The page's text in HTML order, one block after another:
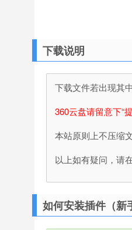
下载说明
下载文件若出现其
360云盘请留意下“
本站原则上不压缩
以上如有疑问，请
如何安装插件（新